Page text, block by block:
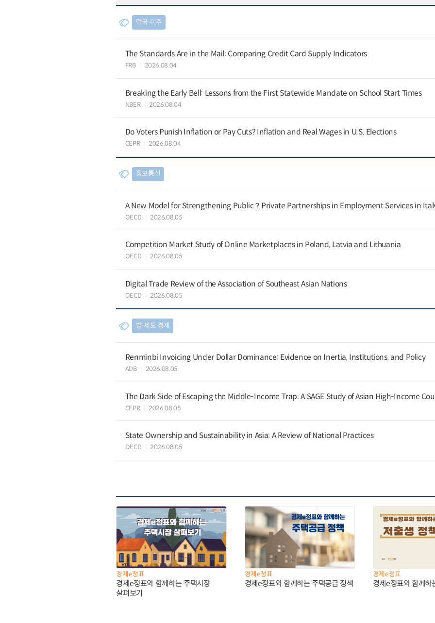
미국∙미주
The Standards Are in the Mail: Comparing Credit Card Supply Indicators
FRB 2026.08.04
Breaking the Early Bell: Lessons from the First Statewide Mandate on School Start Times
NBER 2026.08.04
Do Voters Punish Inflation or Pay Cuts? Inflation and Real Wages in U.S. Elections
CEPR 2026.08.04
정보통신
A New Model for Strengthening Public？Private Partnerships in Employment Services in
OECD 2026.08.05
Competition Market Study of Online Marketplaces in Poland, Latvia and Lithuania
OECD 2026.08.05
Digital Trade Review of the Association of Southeast Asian Nations
OECD 2026.08.05
법∙제도 경제
Renminbi Invoicing Under Dollar Dominance: Evidence on Inertia, Institutions, and Policy
ADB 2026.08.05
The Dark Side of Escaping the Middle-Income Trap: A SAGE Study of Asian High-Income
CEPR 2026.08.05
State Ownership and Sustainability in Asia: A Review of National Practices
OECD 2026.08.05
경제e정표
경제e정표와 함께하는 주택시장
살펴보기
경제e정표
경제e정표와 함께하는 주택공급 정책
경제e정표
경제e정표와 함께하